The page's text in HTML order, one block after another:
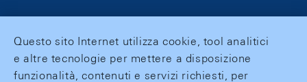
Questo sito Internet utilizza cookie, tool analitici
e altre tecnologie per mettere a disposizione
funzionalità, contenuti e servizi richiesti, per